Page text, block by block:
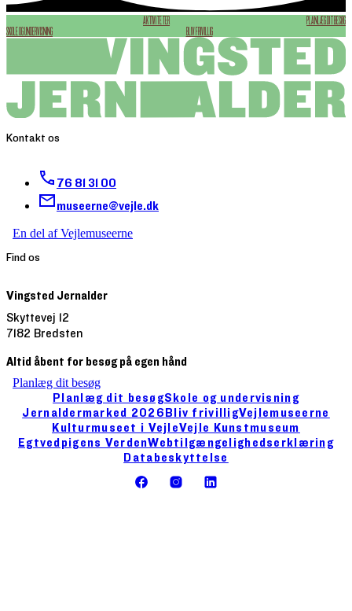
AKTIVITETER PLANLÆG DIT BESØG
SKOLE OG UNDERVISNING BLIV FRIVILLIG
Kontakt os
76 81 31 00
museerne@vejle.dk
En del af Vejlemuseerne
Find os
Vingsted Jernalder
Skyttevej 12
7182 Bredsten
Altid åbent for besøg på egen hånd
Planlæg dit besøg
Planlæg dit besøgSkole og undervisning
Jernaldermarked 2026Bliv frivilligVejlemuseerne
Kulturmuseet i VejleVejle Kunstmuseum
Egtvedpigens VerdenWebtilgængelighedserklæring
Databeskyttelse